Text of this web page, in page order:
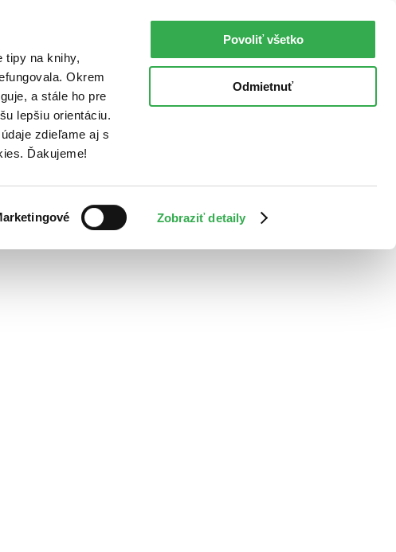
tipy na knihy,
Okrem
a stále ho pre
lepšiu orientáciu.
zdieľame aj s
Ďakujeme!
Zobraziť detaily
Povoliť všetko
Odmietnuť